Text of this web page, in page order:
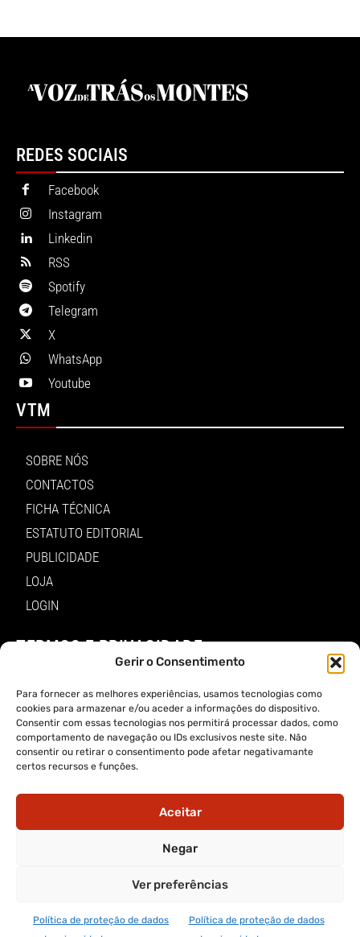
Gerir o Consentimento
Para fornecer as melhores experiências, usamos tecnologias como
cookies para armazenar e/ou aceder a informações do dispositivo.
Consentir com essas tecnologias nos permitirá processar dados, como
comportamento de navegação ou IDs exclusivos neste site. Não
consentir ou retirar o consentimento pode afetar negativamante
certos recursos e funções.
Aceitar
Negar
Ver preferências
Política de proteção de dados
Política de proteção de dados
REDES SOCIAIS
Facebook
Instagram
Linkedin
RSS
Spotify
Telegram
X
WhatsApp
Youtube
VTM
SOBRE NÓS
CONTACTOS
FICHA TÉCNICA
ESTATUTO EDITORIAL
PUBLICIDADE
LOJA
LOGIN
TERMOS E PRIVACIDADE
POLÍTICA DE PROTEÇÃO DE DADOS E DE PRIVACIDADE
TERMOS DE UTILIZADOR
TERMOS E CONDIÇÕES DA COMPRA
APP A VOZ DE TRÁS-OS-MONTES
APP ALERTA TRÁS-OS-MONTES